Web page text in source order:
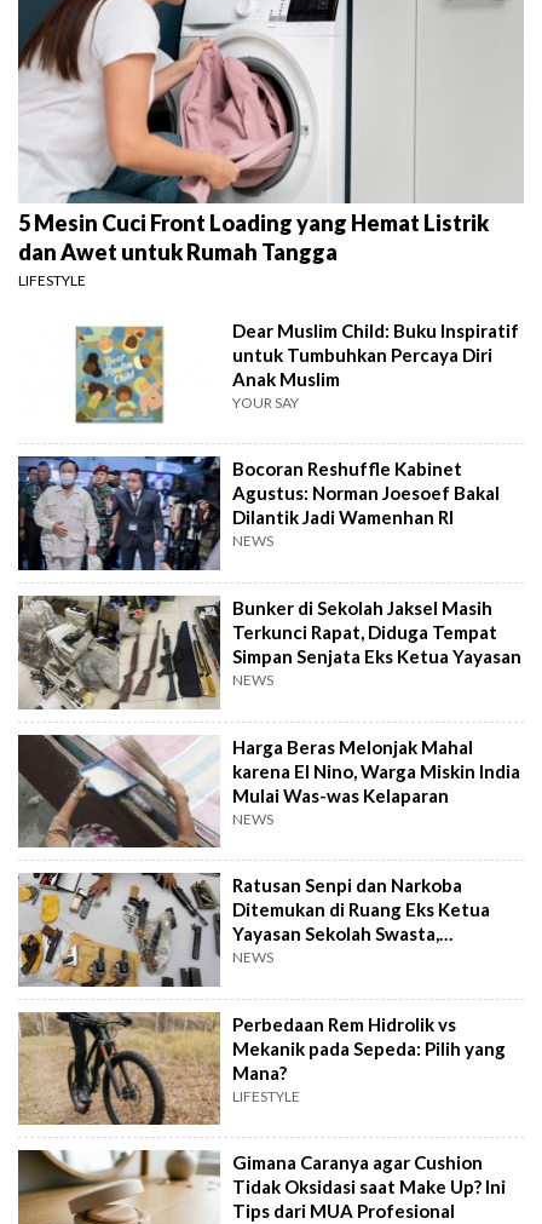
5 Mesin Cuci Front Loading yang Hemat Listrik
dan Awet untuk Rumah Tangga
LIFESTYLE
Dear Muslim Child: Buku Inspiratif
untuk Tumbuhkan Percaya Diri
Anak Muslim
YOUR SAY
Bocoran Reshuffle Kabinet
Agustus: Norman Joesoef Bakal
Dilantik Jadi Wamenhan RI
NEWS
Bunker di Sekolah Jaksel Masih
Terkunci Rapat, Diduga Tempat
Simpan Senjata Eks Ketua Yayasan
NEWS
Harga Beras Melonjak Mahal
karena El Nino, Warga Miskin India
Mulai Was-was Kelaparan
NEWS
Ratusan Senpi dan Narkoba
Ditemukan di Ruang Eks Ketua
Yayasan Sekolah Swasta,
Pengelola Buka Suara
NEWS
Perbedaan Rem Hidrolik vs
Mekanik pada Sepeda: Pilih yang
Mana?
LIFESTYLE
Gimana Caranya agar Cushion
Tidak Oksidasi saat Make Up? Ini
Tips dari MUA Profesional